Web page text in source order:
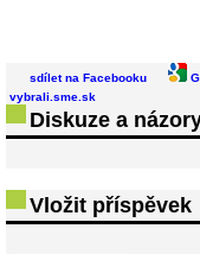
sdílet na Facebooku
vybrali.sme.sk
Diskuze a
Vložit příspěvek